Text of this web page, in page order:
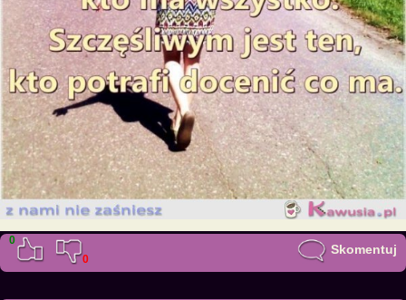
0
0
Skomentuj